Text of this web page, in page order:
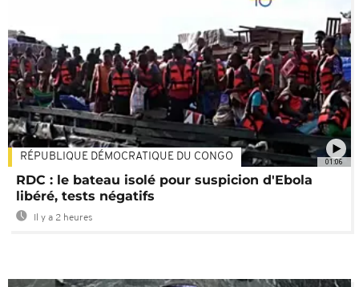
01:06
RÉPUBLIQUE DÉMOCRATIQUE DU CONGO
RDC : le bateau isolé pour suspicion d'Ebola
libéré, tests négatifs
Il y a 2 heures